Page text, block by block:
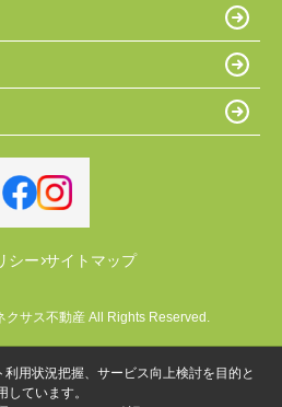
シー サイトマップ
クサス不動産 All Rights Reserved.
用状況把握、サービス向上検討を目的と
ています。